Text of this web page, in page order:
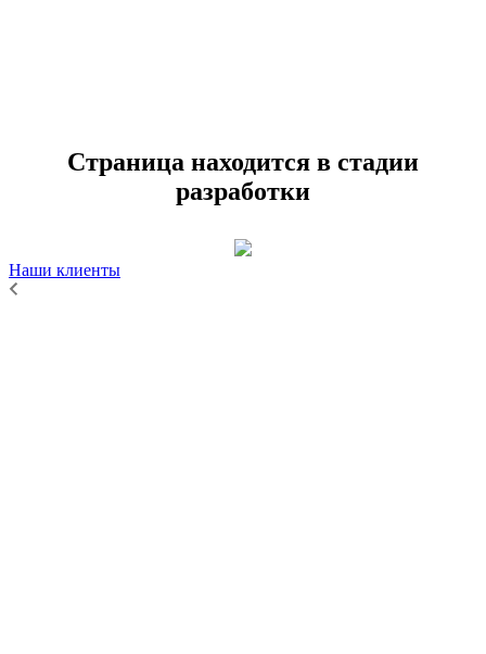
Страница находится в стадии
разработки
Наши клиенты